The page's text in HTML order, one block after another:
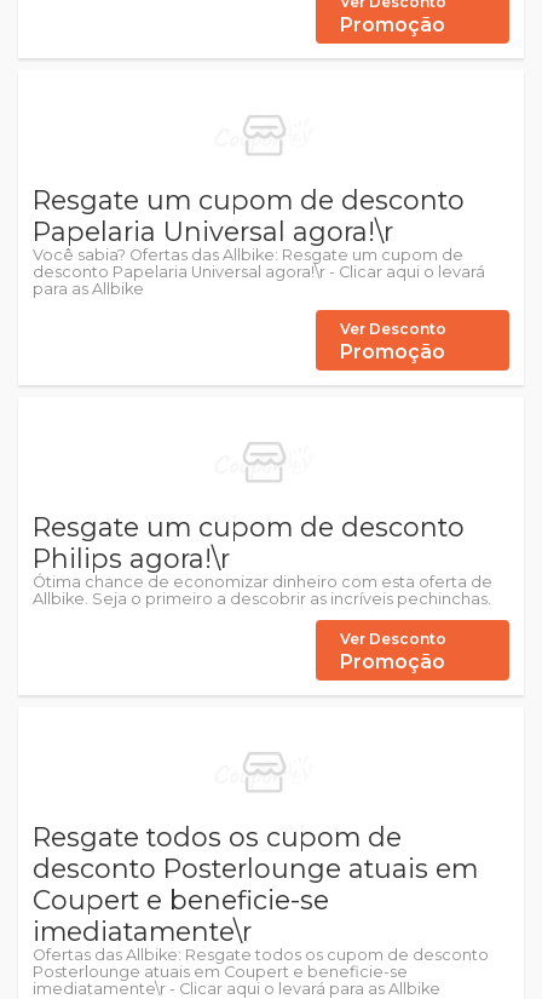
Promoção
Resgate um cupom de desconto
Papelaria Universal agora!\r
Você sabia? Ofertas das Allbike: Resgate um cupom de
desconto Papelaria Universal agora!\r - Clicar aqui o levará
para as Allbike
Ver Desconto
Promoção
Resgate um cupom de desconto
Philips agora!\r
Ótima chance de economizar dinheiro com esta oferta de
Allbike. Seja o primeiro a descobrir as incríveis pechinchas.
Ver Desconto
Promoção
Resgate todos os cupom de
desconto Posterlounge atuais em
Coupert e beneficie-se
imediatamente\r
Ofertas das Allbike: Resgate todos os cupom de desconto
Posterlounge atuais em Coupert e beneficie-se
imediatamente\r - Clicar aqui o levará para as Allbike